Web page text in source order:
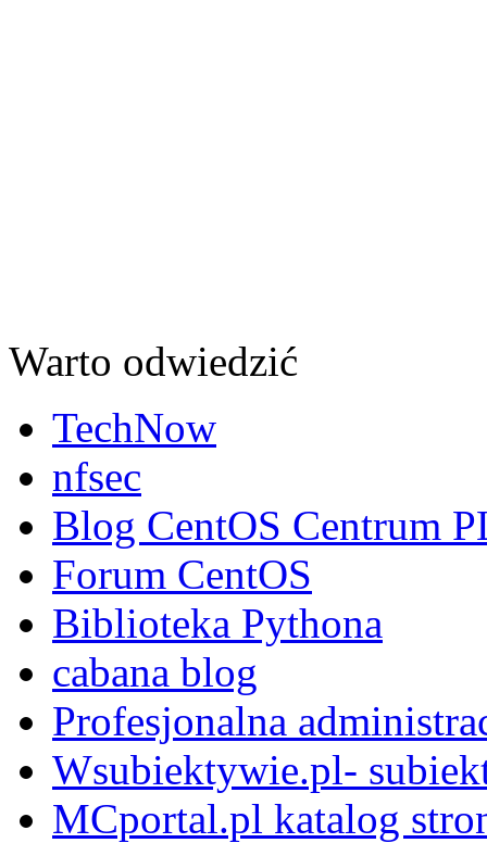
Warto odwiedzić
TechNow
nfsec
Blog CentOS Centrum
Forum CentOS
Biblioteka Pythona
cabana blog
Profesjonalna
Wsubiektywie.pl-
MCportal.pl katalog